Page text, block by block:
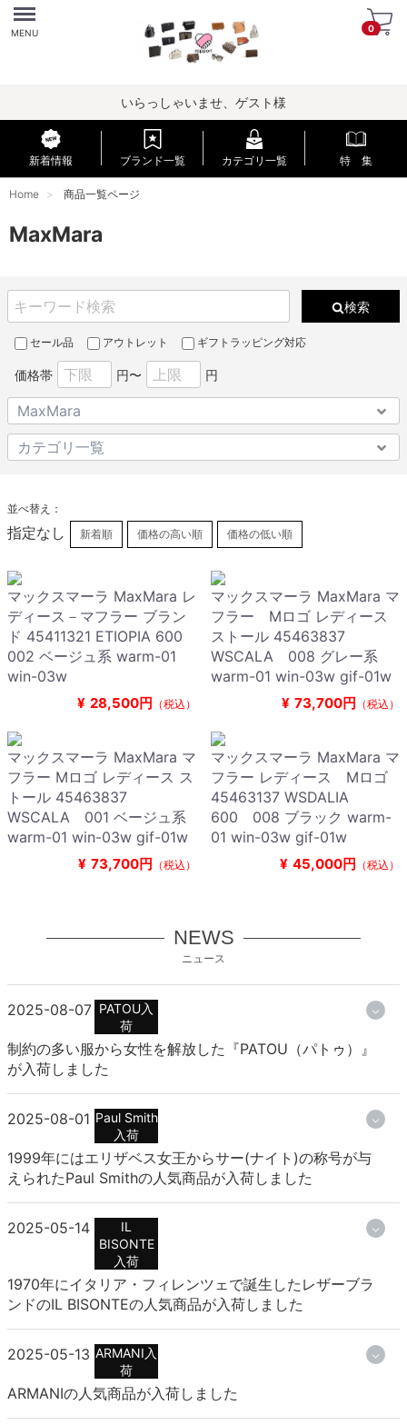
Menu
MENU 0
いらっしゃいませ、ゲスト様
新着情報 ブランド一覧 カテゴリ一覧 特 集
Home 商品一覧ページ
MaxMara
検索
セール品 アウトレット ギフトラッピング対応
価格帯 円〜 円
並べ替え：
指定なし 新着順 価格の高い順 価格の低い順
マックスマーラ MaxMara レ
ディース－マフラー ブラン
ド 45411321 ETIOPIA 600
002 ベージュ系 warm-01
win-03w
¥ 28,500円 （税込）
マックスマーラ MaxMara マ
フラー Mロゴ レディース
ストール 45463837
WSCALA 008 グレー系
warm-01 win-03w gif-01w
¥ 73,700円 （税込）
マックスマーラ MaxMara マ
フラー Mロゴ レディース ス
トール 45463837
WSCALA 001 ベージュ系
warm-01 win-03w gif-01w
¥ 73,700円 （税込）
マックスマーラ MaxMara マ
フラー レディース Mロゴ
45463137 WSDALIA
600 008 ブラック warm-
01 win-03w gif-01w
¥ 45,000円 （税込）
NEWS
ニュース
2025-08-07 PATOU入
荷
制約の多い服から女性を解放した『PATOU（パトゥ）』
が入荷しました
2025-08-01 Paul Smith
入荷
1999年にはエリザベス女王からサー(ナイト)の称号が与
えられたPaul Smithの人気商品が入荷しました
2025-05-14
IL
BISONTE
入荷
1970年にイタリア・フィレンツェで誕生したレザーブラ
ンドのIL BISONTEの人気商品が入荷しました
2025-05-13 ARMANI入
荷
ARMANIの人気商品が入荷しました